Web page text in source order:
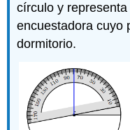
círculo y
encuestadora cuyo
dormitorio.